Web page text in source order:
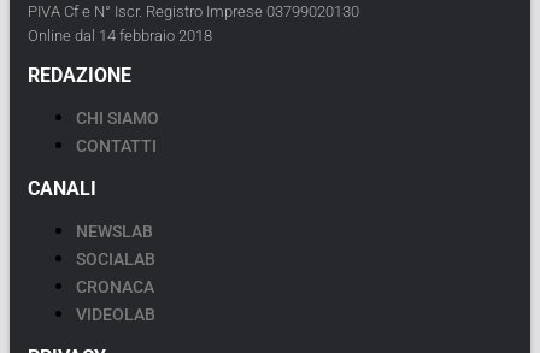
PIVA Cf e N° Iscr. Registro Imprese 03799020130
Online dal 14 febbraio 2018
REDAZIONE
CHI SIAMO
CONTATTI
CANALI
NEWSLAB
SOCIALAB
CRONACA
VIDEOLAB